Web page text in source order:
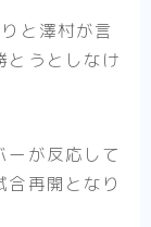
と澤村が言
とうとしなけ
が反応して
再開となり